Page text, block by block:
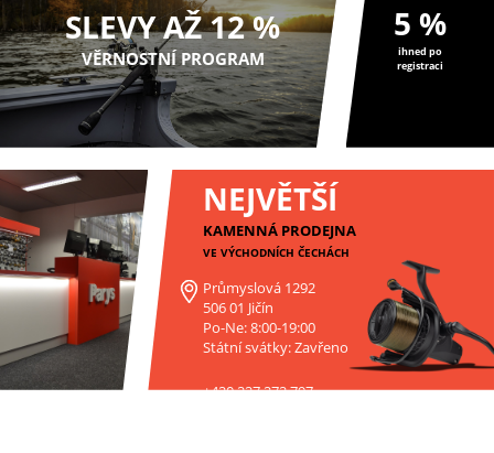
SLEVY AŽ 12 %
VĚRNOSTNÍ PROGRAM
5 %
ihned po
registraci
NEJVĚTŠÍ
KAMENNÁ PRODEJNA
VE VÝCHODNÍCH ČECHÁCH
Průmyslová 1292
506 01 Jičín
Po-Ne: 8:00-19:00
Státní svátky: Zavřeno
+420 227 272 797